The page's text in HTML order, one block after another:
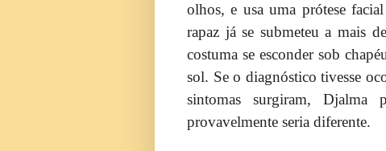
olhos, e usa uma prótese
rapaz já se submeteu a mais
costuma se esconder sob
sol. Se o diagnóstico tivesse
sintomas surgiram, Djalma
provavelmente seria diferente.